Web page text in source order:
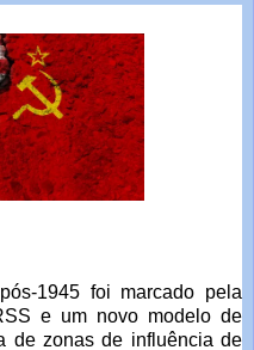
1945 foi marcado pela
e um novo modelo de
de zonas de influência de